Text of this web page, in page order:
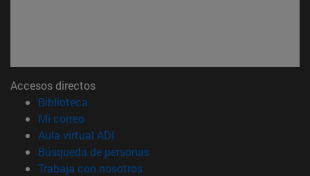
Accesos directos
Biblioteca
Mi correo(abre en nueva ventana)
Aula virtual ADI
Búsqueda de personas(abre en nueva ventana)
Trabaja con nosotros(abre en nueva ventana)